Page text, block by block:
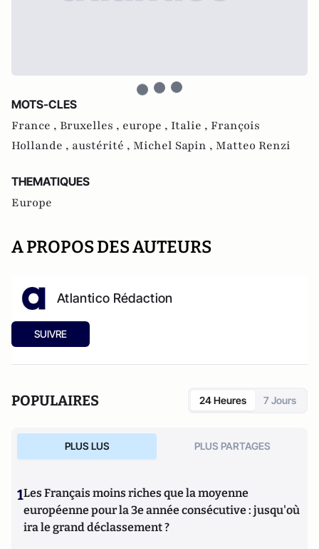
MOTS-CLES
France , Bruxelles , europe , Italie , François
Hollande , austérité , Michel Sapin , Matteo Renzi
THEMATIQUES
Europe
A PROPOS DES AUTEURS
Atlantico Rédaction
SUIVRE
POPULAIRES 24 Heures 7 Jours
PLUS LUS PLUS PARTAGES
1Les Français moins riches que la moyenne
européenne pour la 3e année consécutive : jusqu'où
ira le grand déclassement ?